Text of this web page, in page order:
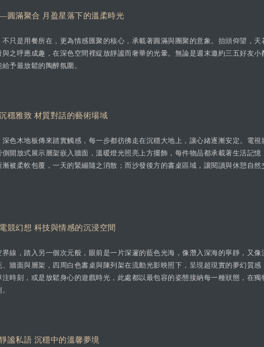
滿聚合 月盈星落下的溫柔時光
不只是用餐所在，更為情感匯聚的核心，承載著圓滿與團聚的意象。抬頭仰望，
與之呼應成趣，在深色空間裡綻放靜謐而奢華的光暈。無論是週末邀約三五好友
予最放鬆的陶醉氛圍。
雅致 材質對話的藝術場域
深色木地板傳來踏實觸感，每一步都彷彿走在沉穩大地上，讓心緒逐漸安定。電
側開放式展示層架嵌入牆面，溫暖燈光照亮上方擺飾，每件物品都承載著生活記
漸被柔軟包覆，一天的緊繃隨之消散；而沙發後方的書桌區域，讓閱讀與休憩自
幻想 科技與情感的沉浸空間
界線，踏入另一個次元般，眼前是一片深邃的藍色光海，像潛入深海的寧靜，又
、牆面與層架，四周白色書桌與陳列架在流動光影映照下，呈現超現實的夢幻質
注時刻，或是放鬆身心的遊戲時光，此處都以最包容的姿態接納每一種狀態，在
私語 沉穩中的溫馨夢境